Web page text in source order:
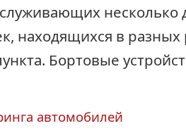
несколько
находящихся в разных
Бортовые
автомобилей